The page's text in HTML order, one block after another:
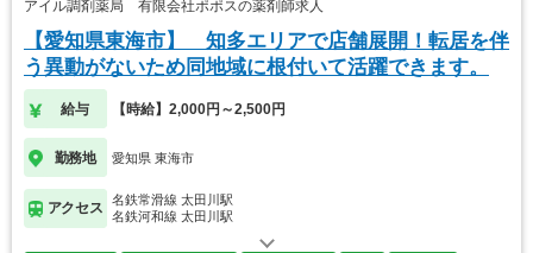
アイル調剤薬局 有限会社ポポスの薬剤師求人
【愛知県東海市】 知多エリアで店舗展開！転居を伴
う異動がないため同地域に根付いて活躍できます。
給与 【時給】2,000円～2,500円
勤務地 愛知県 東海市
アクセス
名鉄常滑線 太田川駅
名鉄河和線 太田川駅